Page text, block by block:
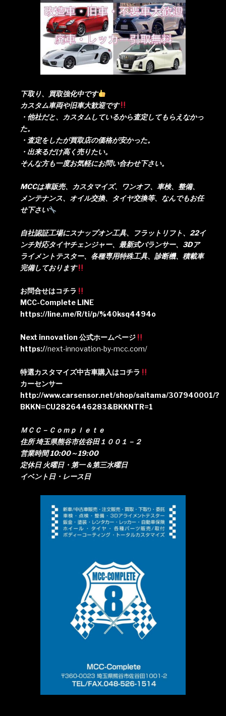
下取り、買取強化中です
カスタム車両や旧車大歓迎です
・他社だと、カスタムしているから査定してもらえなかっ
た。
・査定をしたが買取店の価格が安かった。
・出来るだけ高く売りたい。
そんな方も一度お気軽にお問い合わせ下さい。
MCCは車販売、カスタマイズ、ワンオフ、車検、整備、
メンテナンス、オイル交換、タイヤ交換等、なんでもお任
せ下さい
自社認証工場にスナップオン工具、フラットリフト、22イ
ンチ対応タイヤチェンジャー、最新式バランサー、3Dア
ライメントテスター、各種専用特殊工具、診断機、積載車
完備しております
お問合せはコチラ
MCC-Complete LINE
https://line.me/R/ti/p/%40ksq4494o
Next innovation 公式ホームページ
https://next-innovation-by-mcc.com/
特選カスタマイズ中古車購入はコチラ
カーセンサー
http://www.carsensor.net/shop/saitama/307940001/?
BKKN=CU2826446283&BKKNTR=1
ＭＣＣ－Ｃｏｍｐｌｅｔｅ
住所 埼玉県熊谷市佐谷田１００１－２
営業時間 10:00～19:00
定休日 火曜日・第一＆第三水曜日
イベント日・レース日